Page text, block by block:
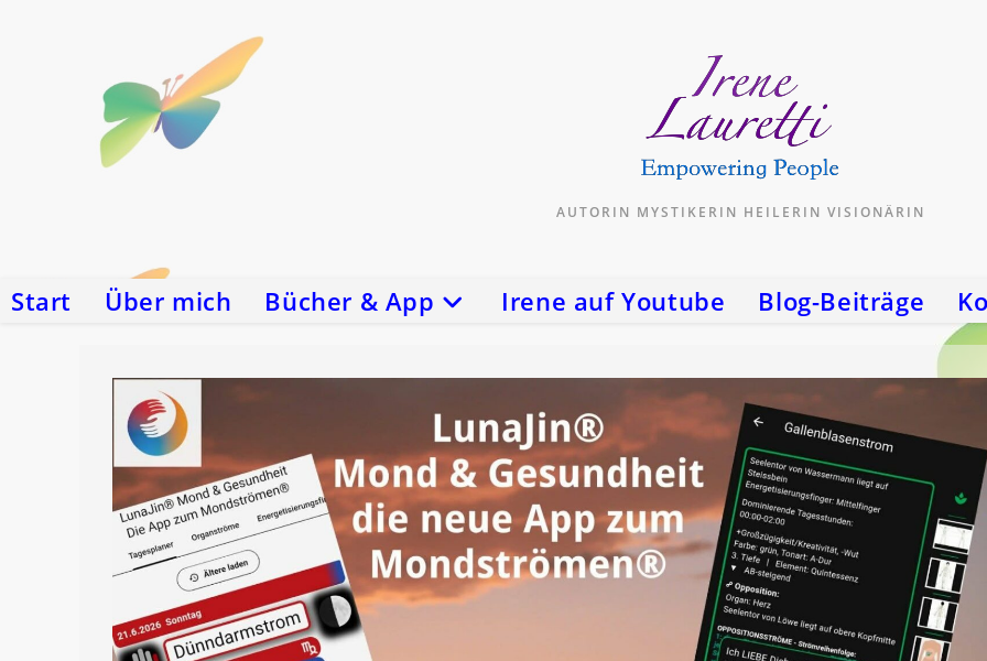
AUTORIN MYSTIKERIN HEILERIN VISIONÄRIN
Start Über mich Bücher & App Irene auf Youtube Blog-Beiträge